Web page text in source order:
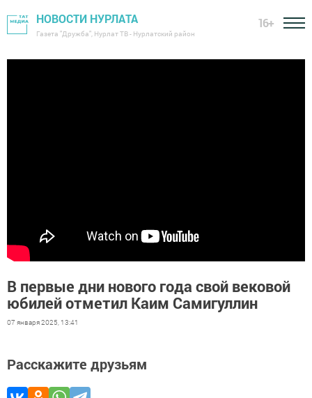
НОВОСТИ НУРЛАТА
Газета "Дружба", Нурлат ТВ - Нурлатский район
16+
В первые дни нового года свой вековой
юбилей отметил Каим Самигуллин
07 января 2025, 13:41
Расскажите друзьям